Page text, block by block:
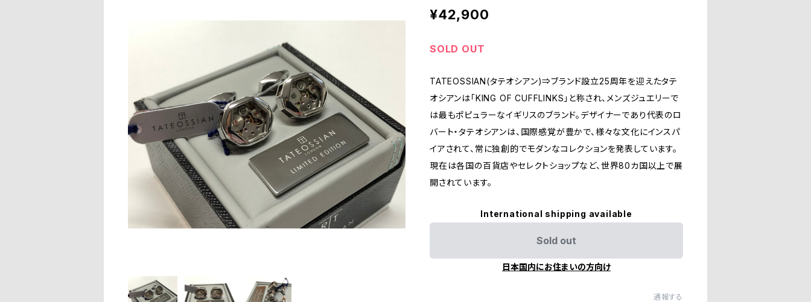
¥42,900
SOLD OUT
TATEOSSIAN(タテオシアン)⇒ブランド設立25周年を迎えたタテ
オシアンは「KING OF CUFFLINKS」と称され、メンズジュエリーで
は最もポピュラーなイギリスのブランド。デザイナーであり代表のロ
バート・タテオシアンは、国際感覚が豊かで、様々な文化にインスパ
イアされて、常に独創的でモダンなコレクションを発表しています。
現在は各国の百貨店やセレクトショップなど、世界80カ国以上で展
開されています。
International shipping available
Sold out
日本国内にお住まいの方向け
通報する